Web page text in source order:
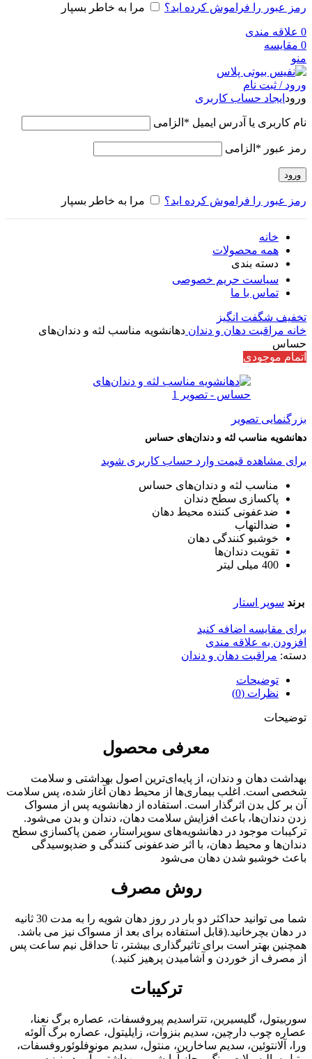
رمز عبور را فراموش کرده اید؟ مرا به خاطر بسپار
0 علاقه مندی
0 مقایسه
منو
ورود / ثبت نام
ورود ایجاد حساب کاربری
نام کاربری یا آدرس ایمیل * الزامی
رمز عبور * الزامی
ورود
رمز عبور را فراموش کرده اید؟ مرا به خاطر بسپار
خانه
همه محصولات
دسته بندی
سیاست حریم خصوصی
تماس با ما
تخفیف شگفت انگیز
خانه مراقبت دهان و دندان دهانشویه مناسب لثه و دندان‌های
حساس
اتمام موجودی
بزرگنمایی تصویر
دهانشویه مناسب لثه و دندان‌های حساس
برای مشاهده قیمت وارد حساب کاربری شوید
مناسب لثه و دندان‌های حساس
پاکسازی سطح دندان
ضدعفونی کننده محیط دهان
ضدالتهاب
خوشبو کنندگی دهان
تقویت دندان‌ها
400 میلی لیتر
برند سوپر استار
برای مقایسه اضافه کنید
افزودن به علاقه مندی
دسته: مراقبت دهان و دندان
توضیحات
نظرات (0)
توضیحات
معرفی محصول
بهداشت دهان و دندان، از پایه‌ای‌ترین اصول بهداشتی و سلامت
شخصی است. اغلب بیماری‌ها از محیط دهان آغاز شده، پس سلامت
آن بر کل بدن اثرگذار است. استفاده از دهانشویه پس از مسواک
زدن دندان‌ها، باعث افزایش سلامت دهان، دندان و بدن می‌شود.
ترکیبات موجود در دهانشویه‌های سوپراستار، ضمن پاکسازی سطح
دندان‌ها و محیط دهان، با اثر ضدعفونی کنندگی و ضدپوسیدگی
باعث خوشبو شدن دهان می‌شود
روش مصرف
شما می توانید حداکثر دو بار در روز دهان شویه را به مدت 30 ثانیه
در دهان بچرخانید.(قابل استفاده برای بعد از مسواک نیز می باشد.
همچنین بهتر است برای تاثیرگذاری بیشتر، تا حداقل نیم ساعت پس
از مصرف از خوردن و آشامیدن پرهیز کنید.)
ترکیبات
سوربیتول، گلیسیرین، تتراسدیم پیروفسفات، عصاره برگ نعنا،
عصاره چوب دارچین، سدیم بنزوات، زایلیتول، عصاره برگ آلوئه
ورا، آلانتوئین، سدیم ساخارین، منتول، سدیم مونوفلوئوروفسفات،